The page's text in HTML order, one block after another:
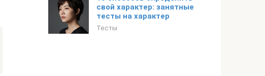
свой характер: занятные
тесты на характер
Тесты